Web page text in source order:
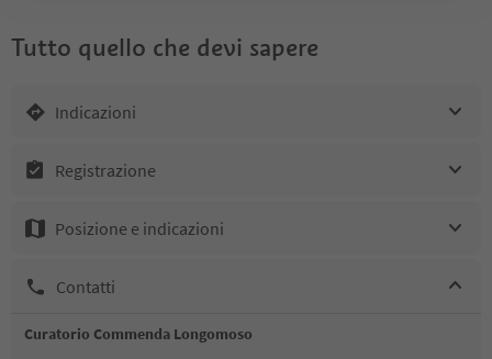
Tutto quello che devi sapere
Indicazioni
Registrazione
Posizione e indicazioni
Contatti
Curatorio Commenda Longomoso